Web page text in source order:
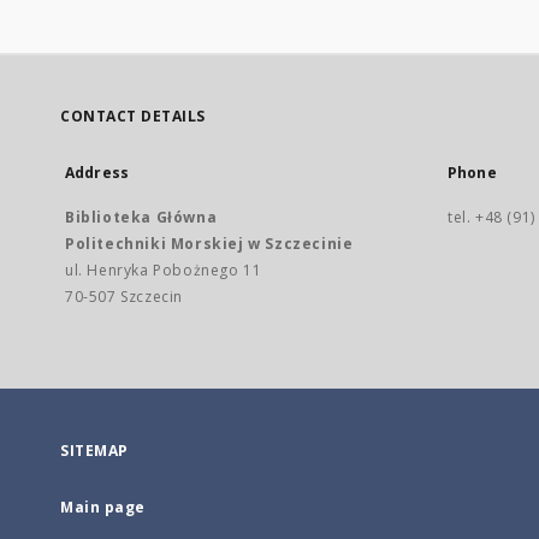
CONTACT DETAILS
Address
Biblioteka Główna
Politechniki Morskiej w Szczecinie
ul. Henryka Pobożnego 11
70-507 Szczecin
Phone
tel. +48
SITEMAP
Main page